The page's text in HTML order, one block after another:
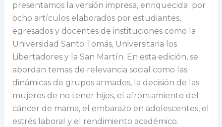
presentamos la versión impresa, enriquecida por
ocho artículos elaborados por estudiantes,
egresados y docentes de instituciones como la
Universidad Santo Tomás, Universitaria los
Libertadores y la San Martín. En esta edición, se
abordan temas de relevancia social como las
dinámicas de grupos armados, la decisión de las
mujeres de no tener hijos, el afrontamiento del
cáncer de mama, el embarazo en adolescentes, el
estrés laboral y el rendimiento académico.